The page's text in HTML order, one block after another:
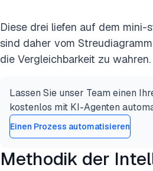
Diese drei liefen auf dem
sind daher vom
die Vergleichbarkeit zu wahren.
Lassen Sie unser Team einen
kostenlos mit KI-Agenten
Einen Prozess automatisieren
Methodik der